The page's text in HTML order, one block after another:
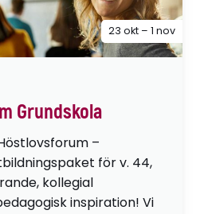
Grundskola
–
för v. 44,
kollegial
inspiration! Vi
23 okt – 1 nov